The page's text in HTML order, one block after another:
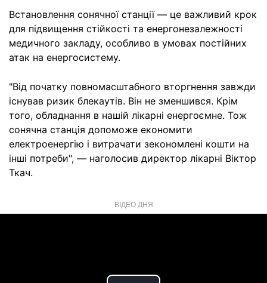
Встановлення сонячної станції — це важливий крок
для підвищення стійкості та енергонезалежності
медичного закладу, особливо в умовах постійних
атак на енергосистему.
"Від початку повномасштабного вторгнення завжди
існував ризик блекаутів. Він не зменшився. Крім
того, обладнання в нашій лікарні енергоємне. Тож
сонячна станція допоможе економити
електроенергію і витрачати зекономлені кошти на
інші потреби", — наголосив директор лікарні Віктор
Ткач.
ВІДЕО ДНЯ